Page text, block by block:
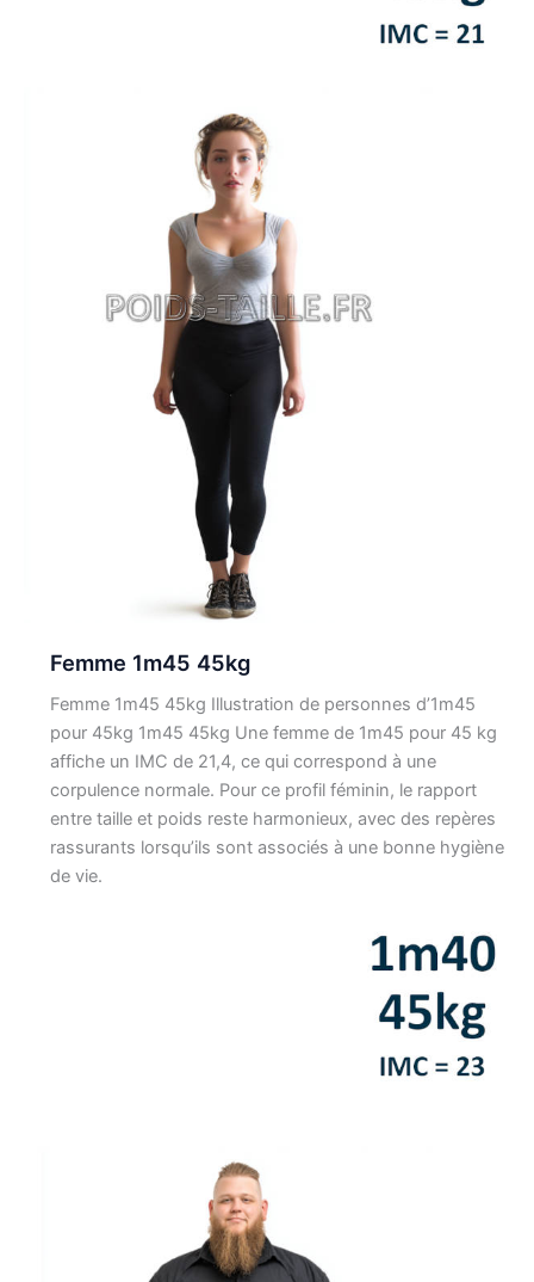
Femme 1m45 45kg
Femme 1m45 45kg Illustration de personnes d’1m45
pour 45kg 1m45 45kg Une femme de 1m45 pour 45 kg
affiche un IMC de 21,4, ce qui correspond à une
corpulence normale. Pour ce profil féminin, le rapport
entre taille et poids reste harmonieux, avec des repères
rassurants lorsqu’ils sont associés à une bonne hygiène
de vie.